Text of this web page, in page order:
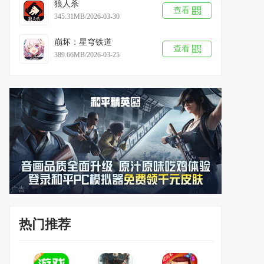
狼人杀
345.31MB/2026-03-30
查看
崩坏：星穹铁道
389.66MB/2026-03-25
查看
热门推荐